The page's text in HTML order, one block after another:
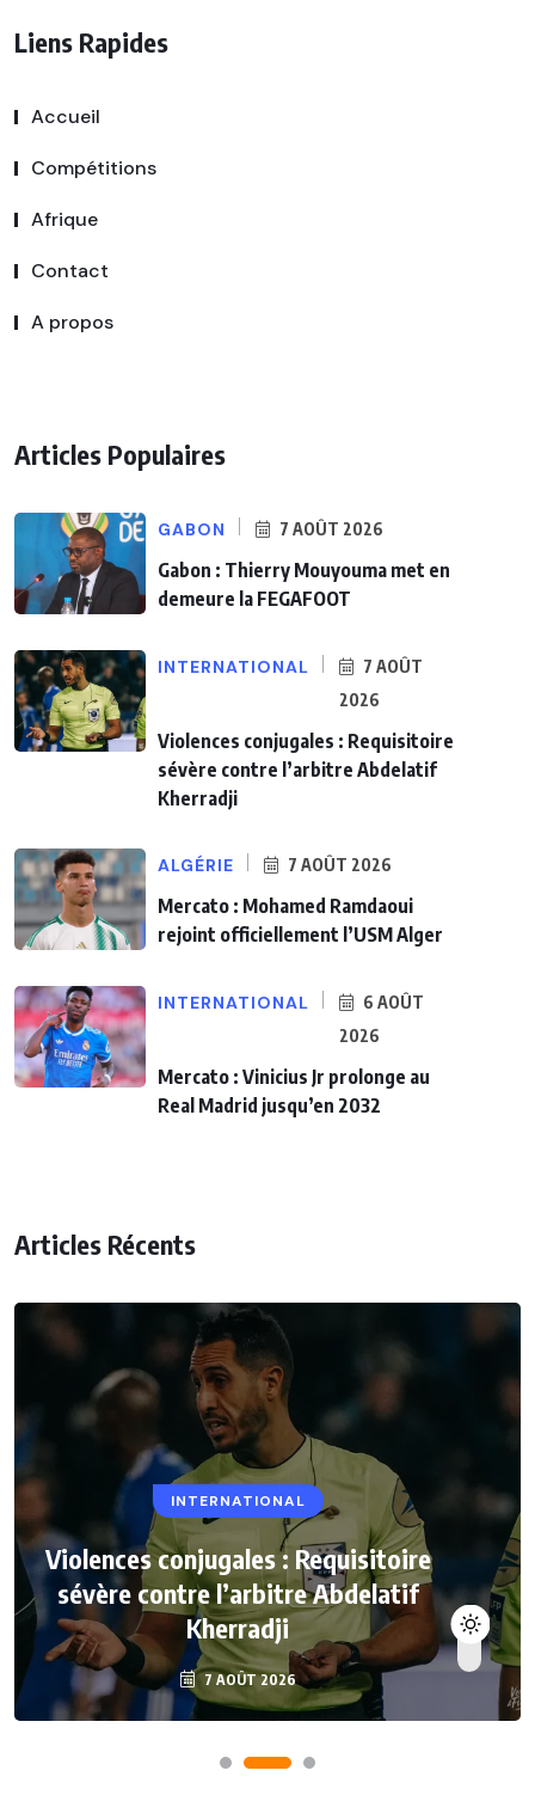
Liens Rapides
Accueil
Compétitions
Afrique
Contact
A propos
Articles Populaires
GABON 7 AOÛT 2026
Gabon : Thierry Mouyouma met en
demeure la FEGAFOOT
INTERNATIONAL
7 AOÛT
2026
Violences conjugales : Requisitoire
sévère contre l’arbitre Abdelatif
Kherradji
ALGÉRIE 7 AOÛT 2026
Mercato : Mohamed Ramdaoui
rejoint officiellement l’USM Alger
INTERNATIONAL
6 AOÛT
2026
Mercato : Vinicius Jr prolonge au
Real Madrid jusqu’en 2032
Articles Récents
INTERNATIONAL
Violences conjugales : Requisitoire
sévère contre l’arbitre Abdelatif
Kherradji
7 AOÛT 2026